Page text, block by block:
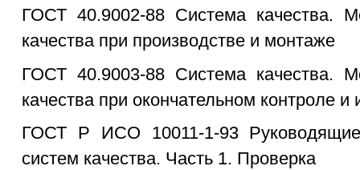
ГОСТ 40.9002-88 Система качества.
качества при производстве и монтаже
ГОСТ 40.9003-88 Система качества.
качества при окончательном контроле и
ГОСТ Р ИСО 10011-1-93 Руководящие
систем качества. Часть 1. Проверка